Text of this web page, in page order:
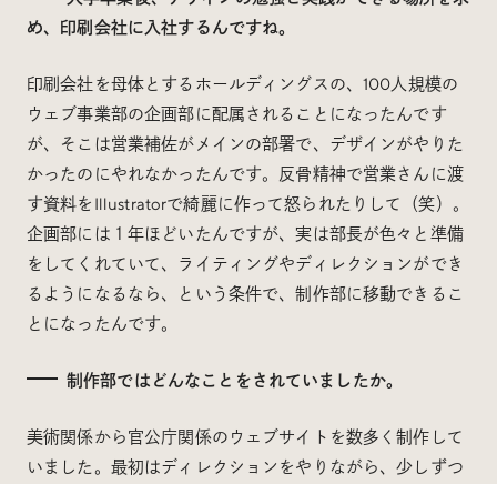
め、印刷会社に入社するんですね。
印刷会社を母体とするホールディングスの、100人規模の
ウェブ事業部の企画部に配属されることになったんです
が、そこは営業補佐がメインの部署で、デザインがやりた
かったのにやれなかったんです。反骨精神で営業さんに渡
す資料をIllustratorで綺麗に作って怒られたりして（笑）。
企画部には１年ほどいたんですが、実は部長が色々と準備
をしてくれていて、ライティングやディレクションができ
るようになるなら、という条件で、制作部に移動できるこ
とになったんです。
制作部ではどんなことをされていましたか。
美術関係から官公庁関係のウェブサイトを数多く制作して
いました。最初はディレクションをやりながら、少しずつ